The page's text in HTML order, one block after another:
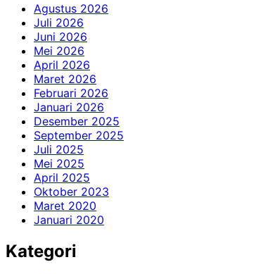
Agustus 2026
Juli 2026
Juni 2026
Mei 2026
April 2026
Maret 2026
Februari 2026
Januari 2026
Desember 2025
September 2025
Juli 2025
Mei 2025
April 2025
Oktober 2023
Maret 2020
Januari 2020
Kategori